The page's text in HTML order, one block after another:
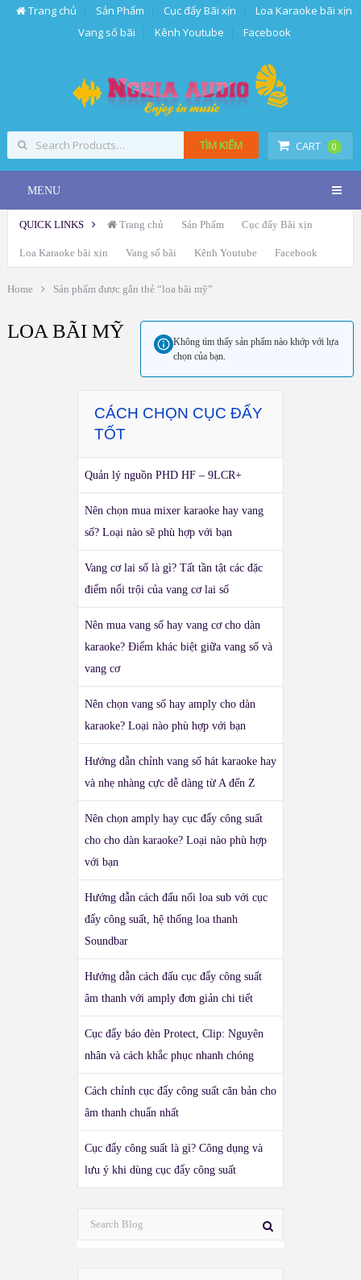
Trang chủ Sản Phẩm Cục đẩy Bãi xịn
Loa Karaoke bãi xịn
Vang số bãi
Kênh Youtube Facebook
CART 0
TÌM KIẾM
MENU
QUICK LINKS Trang chủ Sản Phẩm Cục đẩy Bãi xịn
Loa Karaoke bãi xịn Vang số bãi Kênh Youtube Facebook
Home Sản phẩm được gắn thẻ “loa bãi mỹ”
LOA BÃI MỸ
Không tìm thấy sản phẩm nào khớp với lựa
chọn của bạn.
CÁCH CHỌN CỤC ĐẨY
TỐT
Quản lý nguồn PHD HF – 9LCR+
Nên chọn mua mixer karaoke hay vang
số? Loại nào sẽ phù hợp với bạn
Vang cơ lai số là gì? Tất tần tật các đặc
điểm nổi trội của vang cơ lai số
Nên mua vang số hay vang cơ cho dàn
karaoke? Điểm khác biệt giữa vang số và
vang cơ
Nên chọn vang số hay amply cho dàn
karaoke? Loại nào phù hợp với bạn
Hướng dẫn chỉnh vang số hát karaoke hay
và nhẹ nhàng cực dễ dàng từ A đến Z
Nên chọn amply hay cục đẩy công suất
cho cho dàn karaoke? Loại nào phù hợp
với bạn
Hướng dẫn cách đấu nối loa sub với cục
đẩy công suất, hệ thống loa thanh
Soundbar
Hướng dẫn cách đấu cục đẩy công suất
âm thanh với amply đơn giản chi tiết
Cục đẩy báo đèn Protect, Clip: Nguyên
nhân và cách khắc phục nhanh chóng
Cách chỉnh cục đẩy công suất căn bản cho
âm thanh chuẩn nhất
Cục đẩy công suất là gì? Công dụng và
lưu ý khi dùng cục đẩy công suất